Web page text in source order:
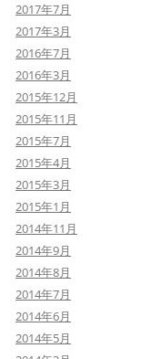
2017年7月
2017年3月
2016年7月
2016年3月
2015年12月
2015年11月
2015年7月
2015年4月
2015年3月
2015年1月
2014年11月
2014年9月
2014年8月
2014年7月
2014年6月
2014年5月